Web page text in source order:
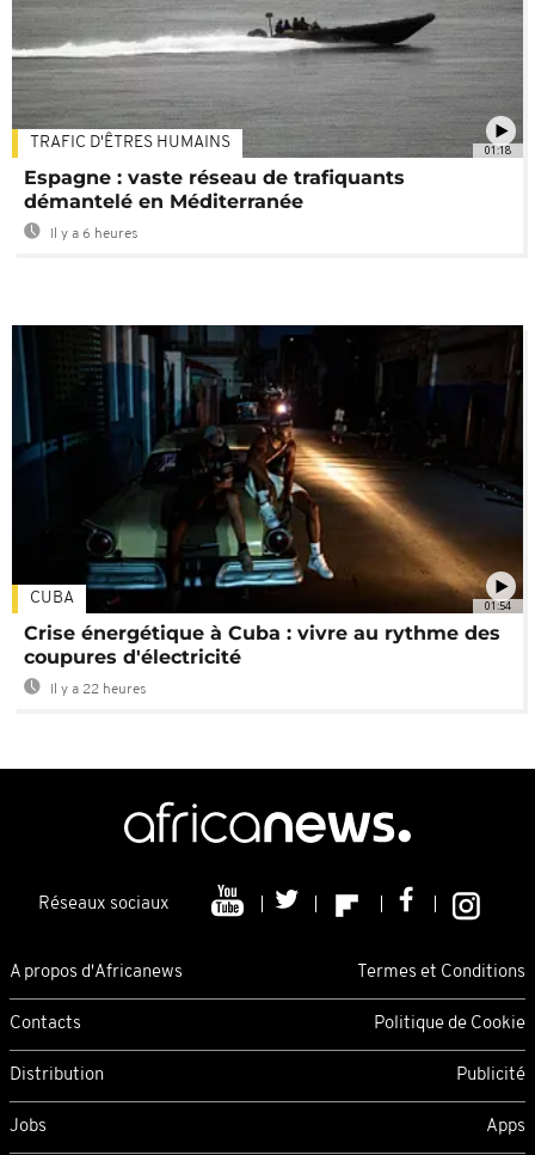
01:18
TRAFIC D'ÊTRES HUMAINS
Espagne : vaste réseau de trafiquants
démantelé en Méditerranée
Il y a 6 heures
01:54
CUBA
Crise énergétique à Cuba : vivre au rythme des
coupures d'électricité
Il y a 22 heures
Réseaux sociaux
A propos d'Africanews Termes et Conditions
Contacts Politique de Cookie
Distribution Publicité
Jobs Apps